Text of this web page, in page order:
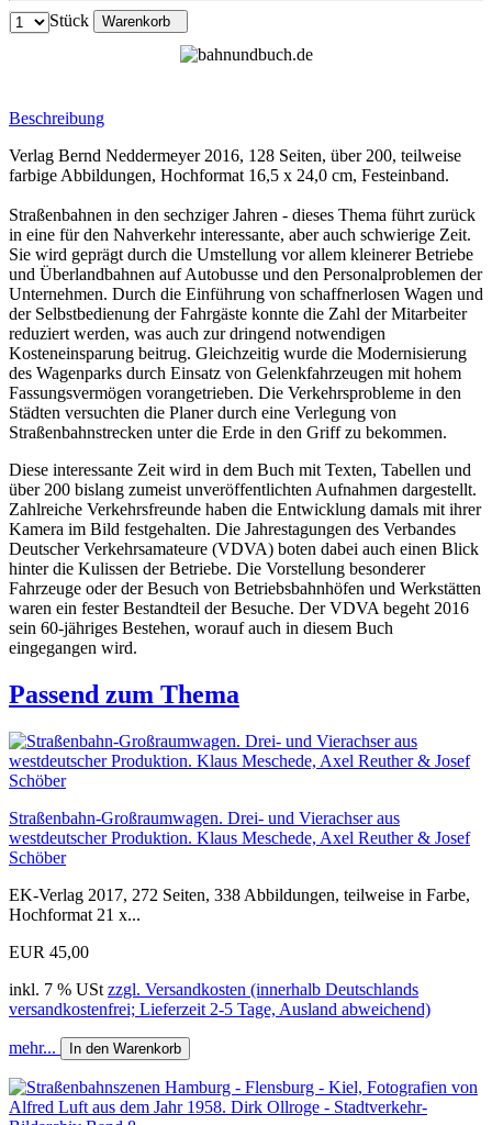
Stück Warenkorb
Beschreibung
Verlag Bernd Neddermeyer 2016, 128 Seiten, über 200, teilweise
farbige Abbildungen, Hochformat 16,5 x 24,0 cm, Festeinband.
Straßenbahnen in den sechziger Jahren - dieses Thema führt zurück
in eine für den Nahverkehr interessante, aber auch schwierige Zeit.
Sie wird geprägt durch die Umstellung vor allem kleinerer Betriebe
und Überlandbahnen auf Autobusse und den Personalproblemen der
Unternehmen. Durch die Einführung von schaffnerlosen Wagen und
der Selbstbedienung der Fahrgäste konnte die Zahl der Mitarbeiter
reduziert werden, was auch zur dringend notwendigen
Kosteneinsparung beitrug. Gleichzeitig wurde die Modernisierung
des Wagenparks durch Einsatz von Gelenkfahrzeugen mit hohem
Fassungsvermögen vorangetrieben. Die Verkehrsprobleme in den
Städten versuchten die Planer durch eine Verlegung von
Straßenbahnstrecken unter die Erde in den Griff zu bekommen.
Diese interessante Zeit wird in dem Buch mit Texten, Tabellen und
über 200 bislang zumeist unveröffentlichten Aufnahmen dargestellt.
Zahlreiche Verkehrsfreunde haben die Entwicklung damals mit ihrer
Kamera im Bild festgehalten. Die Jahrestagungen des Verbandes
Deutscher Verkehrsamateure (VDVA) boten dabei auch einen Blick
hinter die Kulissen der Betriebe. Die Vorstellung besonderer
Fahrzeuge oder der Besuch von Betriebsbahnhöfen und Werkstätten
waren ein fester Bestandteil der Besuche. Der VDVA begeht 2016
sein 60-jähriges Bestehen, worauf auch in diesem Buch
eingegangen wird.
Passend zum Thema
Straßenbahn-Großraumwagen. Drei- und Vierachser aus
westdeutscher Produktion. Klaus Meschede, Axel Reuther & Josef
Schöber
EK-Verlag 2017, 272 Seiten, 338 Abbildungen, teilweise in Farbe,
Hochformat 21 x...
EUR 45,00
inkl. 7 % USt zzgl. Versandkosten (innerhalb Deutschlands
versandkostenfrei; Lieferzeit 2-5 Tage, Ausland abweichend)
mehr... In den Warenkorb